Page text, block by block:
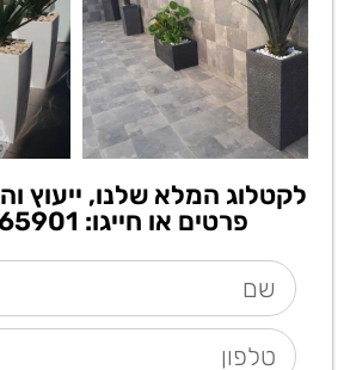
לקטלוג המלא שלנו, ייעוץ
פרטים או חייגו: 077-9965901